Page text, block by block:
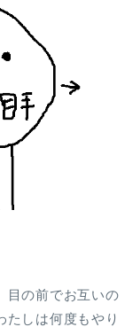
目の前でお互いの
たしは何度もやり